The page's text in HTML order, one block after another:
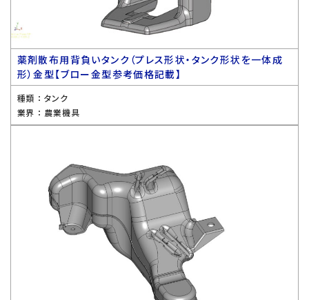
薬剤散布用背負いタンク（プレス形状・タンク形状を一体成
形）金型【ブロー金型参考価格記載】
種類 ： タンク
業界 ： 農業機具